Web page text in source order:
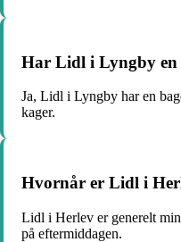
Har Lidl i Lyngby en
Ja, Lidl i Lyngby har en
kager.
Hvornår er Lidl i
Lidl i Herlev er generelt
på eftermiddagen.